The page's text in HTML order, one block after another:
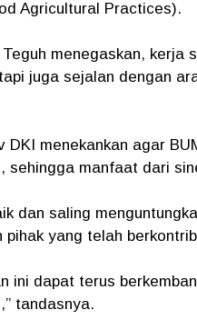
Agricultural Practices).
menegaskan, kerja
juga sejalan dengan
DKI menekankan agar
sehingga manfaat dari
dan saling
pihak yang telah
ini dapat terus
tandasnya.